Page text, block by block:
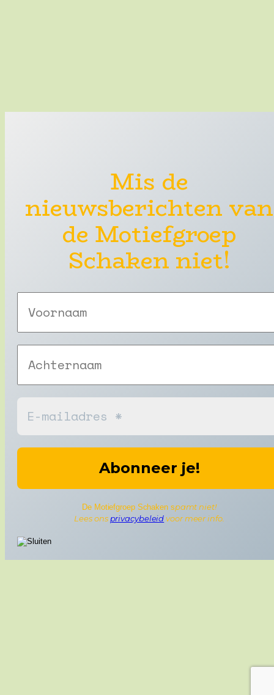
Mis de
nieuwsberichten van
de Motiefgroep
Schaken niet!
De Motiefgroep Schaken spamt niet!
Lees ons privacybeleidvoor meer info.